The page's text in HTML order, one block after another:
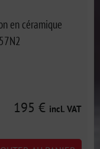
en céramique
195 € incl. VAT